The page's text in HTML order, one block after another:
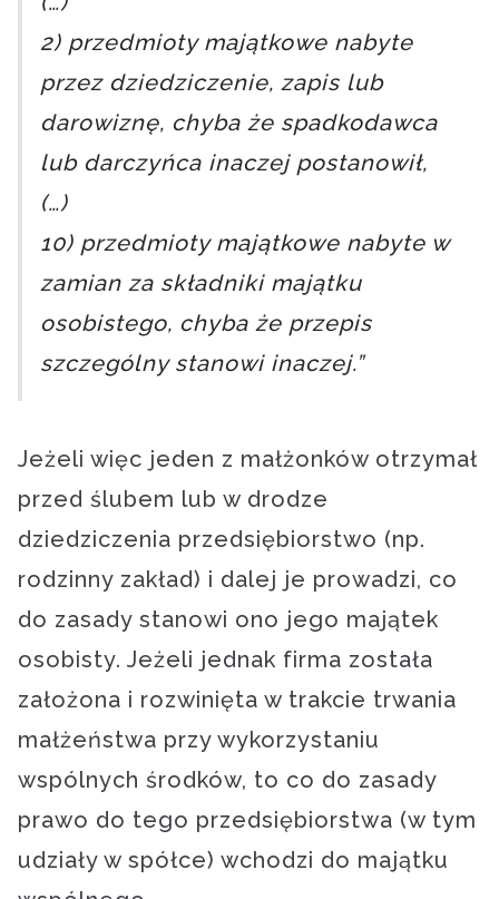
2) przedmioty majątkowe nabyte
przez dziedziczenie, zapis lub
darowiznę, chyba że spadkodawca
lub darczyńca inaczej postanowił,
(…)
10) przedmioty majątkowe nabyte w
zamian za składniki majątku
osobistego, chyba że przepis
szczególny stanowi inaczej.”
Jeżeli więc jeden z małżonków otrzymał
przed ślubem lub w drodze
dziedziczenia przedsiębiorstwo (np.
rodzinny zakład) i dalej je prowadzi, co
do zasady stanowi ono jego majątek
osobisty. Jeżeli jednak firma została
założona i rozwinięta w trakcie trwania
małżeństwa przy wykorzystaniu
wspólnych środków, to co do zasady
prawo do tego przedsiębiorstwa (w tym
udziały w spółce) wchodzi do majątku